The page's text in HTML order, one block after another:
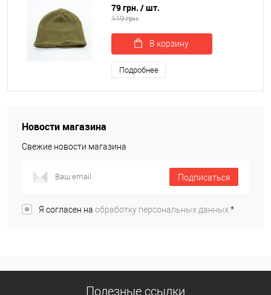
шапка OSPORT (ty-0042)
79 грн. / шт.
119 грн.
В корзину
Подробнее
Новости магазина
Свежие новости магазина
Подписаться
Я согласен на обработку персональных данных.*
Полезные ссылки